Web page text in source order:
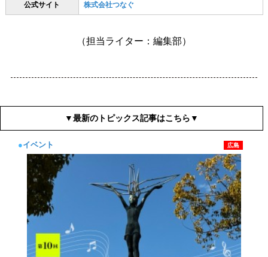
公式サイト 株式会社つなぐ
（担当ライター：編集部）
▼最新のトピックス記事はこちら▼
●イベント 広島